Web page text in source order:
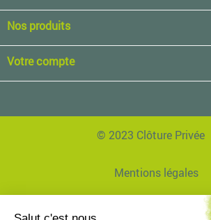
Nos produits
Votre compte
© 2023 Clôture Privée
Mentions légales
Données personnelles